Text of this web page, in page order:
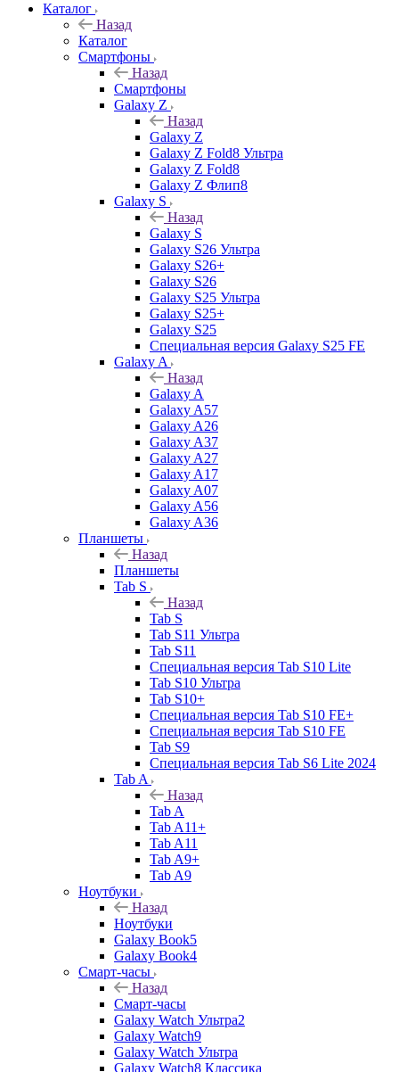
Каталог
Назад
Каталог
Смартфоны
Назад
Смартфоны
Galaxy Z
Назад
Galaxy Z
Galaxy Z Fold8 Ультра
Galaxy Z Fold8
Galaxy Z Флип8
Galaxy S
Назад
Galaxy S
Galaxy S26 Ультра
Galaxy S26+
Galaxy S26
Galaxy S25 Ультра
Galaxy S25+
Galaxy S25
Специальная версия Galaxy S25 FE
Galaxy A
Назад
Galaxy A
Galaxy A57
Galaxy A26
Galaxy A37
Galaxy A27
Galaxy A17
Galaxy A07
Galaxy A56
Galaxy A36
Планшеты
Назад
Планшеты
Tab S
Назад
Tab S
Tab S11 Ультра
Tab S11
Специальная версия Tab S10 Lite
Tab S10 Ультра
Tab S10+
Специальная версия Tab S10 FE+
Специальная версия Tab S10 FE
Tab S9
Специальная версия Tab S6 Lite 2024
Tab A
Назад
Tab A
Tab A11+
Tab A11
Tab A9+
Tab A9
Ноутбуки
Назад
Ноутбуки
Galaxy Book5
Galaxy Book4
Смарт-часы
Назад
Смарт-часы
Galaxy Watch Ультра2
Galaxy Watch9
Galaxy Watch Ультра
Galaxy Watch8 Классика